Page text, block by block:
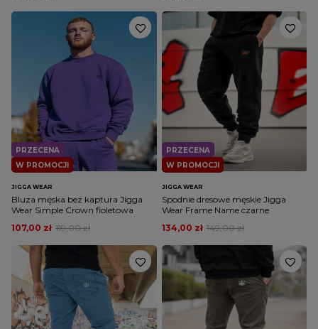
W PROMOCJI
PRZECENA
JIGGA WEAR
Bluza męska bez kaptura Jigga
Wear Simple Crown fioletowa
119,00 zł
107,00 zł
W PROMOCJI
PRZECENA
JIGGA WEAR
Spodnie dresowe męskie Jigga
Wear Frame Name czarne
149,00 zł
134,00 zł